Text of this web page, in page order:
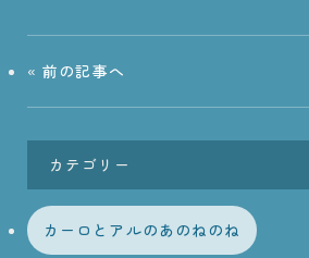
«前の記事へ
カテゴリー
カーロとアルのあのねのね